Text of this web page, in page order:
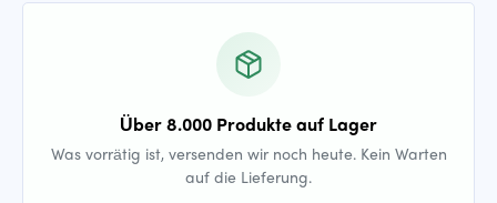
Über 8.000 Produkte auf Lager
Was vorrätig ist, versenden wir noch heute. Kein Warten
auf die Lieferung.